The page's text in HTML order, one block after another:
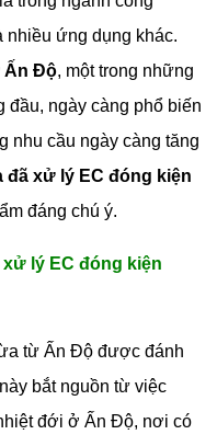
nhiều ứng dụng khác.
Ấn Độ, một trong những
đầu, ngày càng phổ biến
nhu cầu ngày càng tăng
đã xử lý EC đóng kiện
đáng chú ý.
lý EC đóng kiện
từ Ấn Độ được đánh
bắt nguồn từ việc
đới ở Ấn Độ, nơi có